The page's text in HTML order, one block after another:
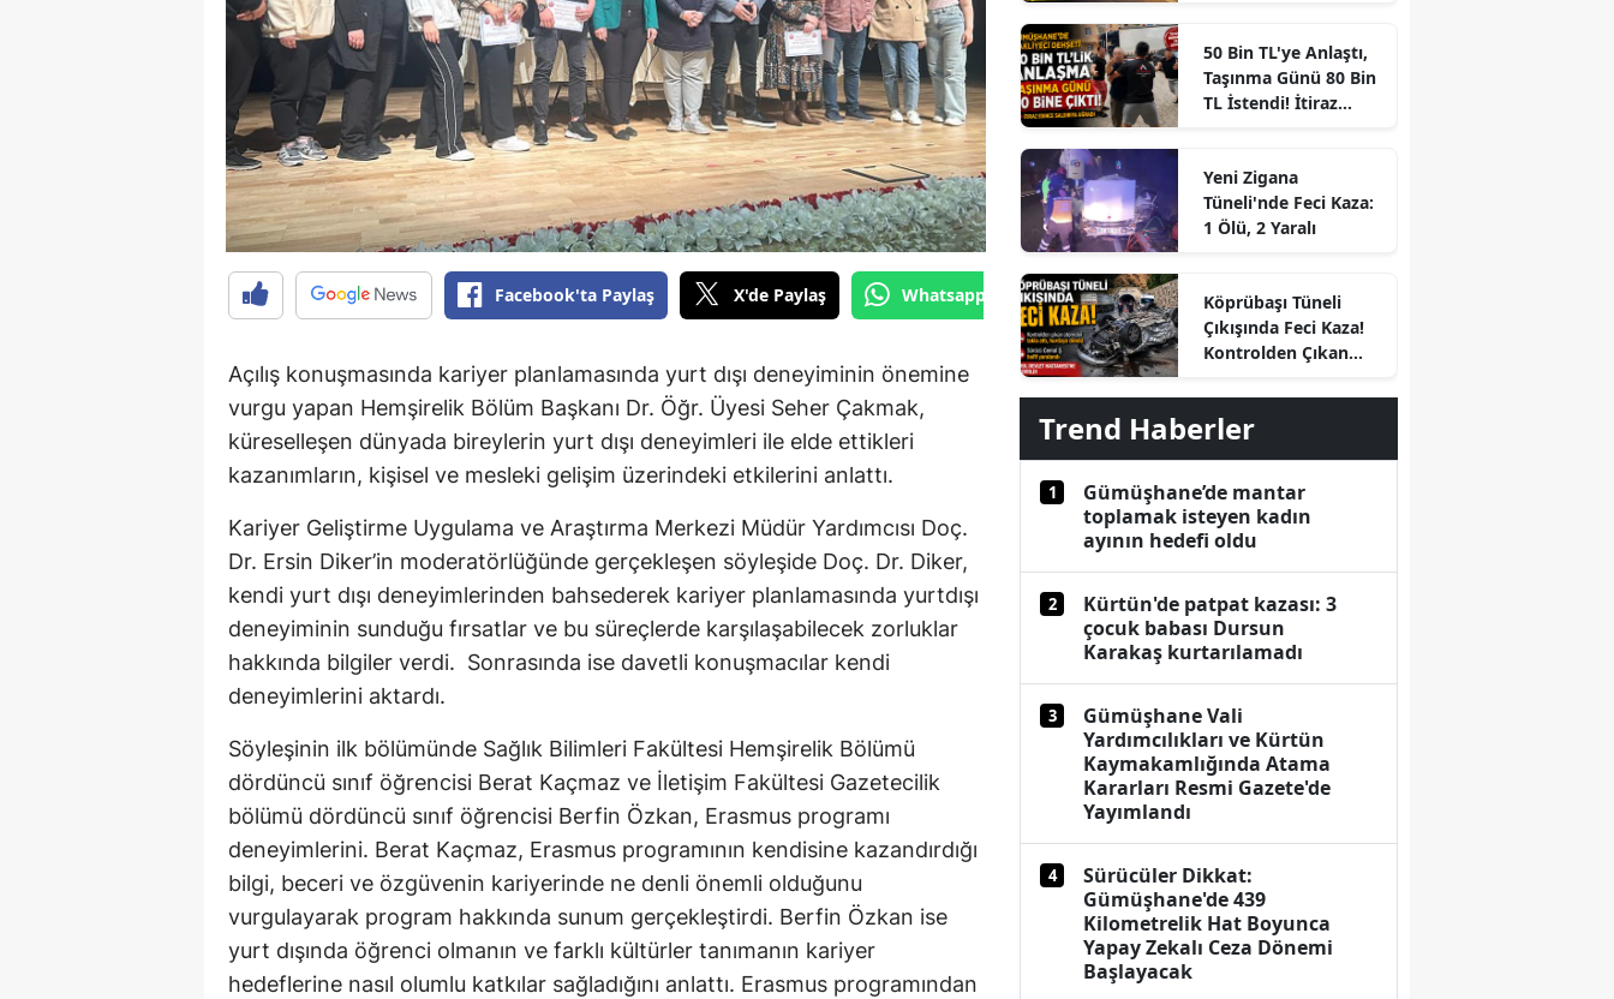
Erzincan
Erzurum
Eskişehir
Gaziantep
Giresun
Gümüşhane
Hatay
Isparta
Mersin
İstanbul
İzmir
Kars
Kastamonu
Kırklareli
Kırşehir
Kocaeli
Konya
Facebook'ta Paylaş X'de Paylaş Whatsapp'tan Gönder
Açılış konuşmasında kariyer planlamasında yurt dışı deneyiminin önemine
vurgu yapan Hemşirelik Bölüm Başkanı Dr. Öğr. Üyesi Seher Çakmak,
küreselleşen dünyada bireylerin yurt dışı deneyimleri ile elde ettikleri
kazanımların, kişisel ve mesleki gelişim üzerindeki etkilerini anlattı.
Kariyer Geliştirme Uygulama ve Araştırma Merkezi Müdür Yardımcısı Doç.
Dr. Ersin Diker’in moderatörlüğünde gerçekleşen söyleşide Doç. Dr. Diker,
kendi yurt dışı deneyimlerinden bahsederek kariyer planlamasında yurtdışı
deneyiminin sunduğu fırsatlar ve bu süreçlerde karşılaşabilecek zorluklar
hakkında bilgiler verdi. Sonrasında ise davetli konuşmacılar kendi
deneyimlerini aktardı.
Söyleşinin ilk bölümünde Sağlık Bilimleri Fakültesi Hemşirelik Bölümü
dördüncü sınıf öğrencisi Berat Kaçmaz ve İletişim Fakültesi Gazetecilik
bölümü dördüncü sınıf öğrencisi Berfin Özkan, Erasmus programı
deneyimlerini. Berat Kaçmaz, Erasmus programının kendisine kazandırdığı
bilgi, beceri ve özgüvenin kariyerinde ne denli önemli olduğunu
vurgulayarak program hakkında sunum gerçekleştirdi. Berfin Özkan ise
yurt dışında öğrenci olmanın ve farklı kültürler tanımanın kariyer
hedeflerine nasıl olumlu katkılar sağladığını anlattı. Erasmus programından
50 Bin TL'ye Anlaştı,
Taşınma Günü 80 Bin
TL İstendi! İtiraz
Yeni Zigana
Tüneli'nde Feci Kaza:
1 Ölü, 2 Yaralı
Köprübaşı Tüneli
Çıkışında Feci Kaza!
Kontrolden Çıkan
Takla Attı
Trend Haberler
1
Gümüşhane’de mantar
toplamak isteyen kadın
ayının hedefi oldu
2
Kürtün'de patpat kazası: 3
çocuk babası Dursun
Karakaş kurtarılamadı
3
Gümüşhane Vali
Yardımcılıkları ve Kürtün
Kaymakamlığında Atama
Kararları Resmi Gazete'de
Yayımlandı
4
Sürücüler Dikkat:
Gümüşhane'de 439
Kilometrelik Hat Boyunca
Yapay Zekalı Ceza Dönemi
Başlayacak